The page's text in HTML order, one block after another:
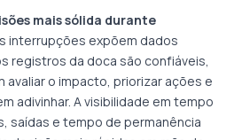
mais sólida durante
interrupções expõem dados
registros da doca são confiáveis,
avaliar o impacto, priorizar ações e
adivinhar. A visibilidade em tempo
saídas e tempo de permanência